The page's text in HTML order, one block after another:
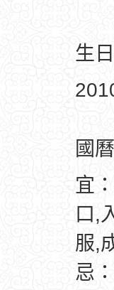
生
國
宜
口,
服,
忌：